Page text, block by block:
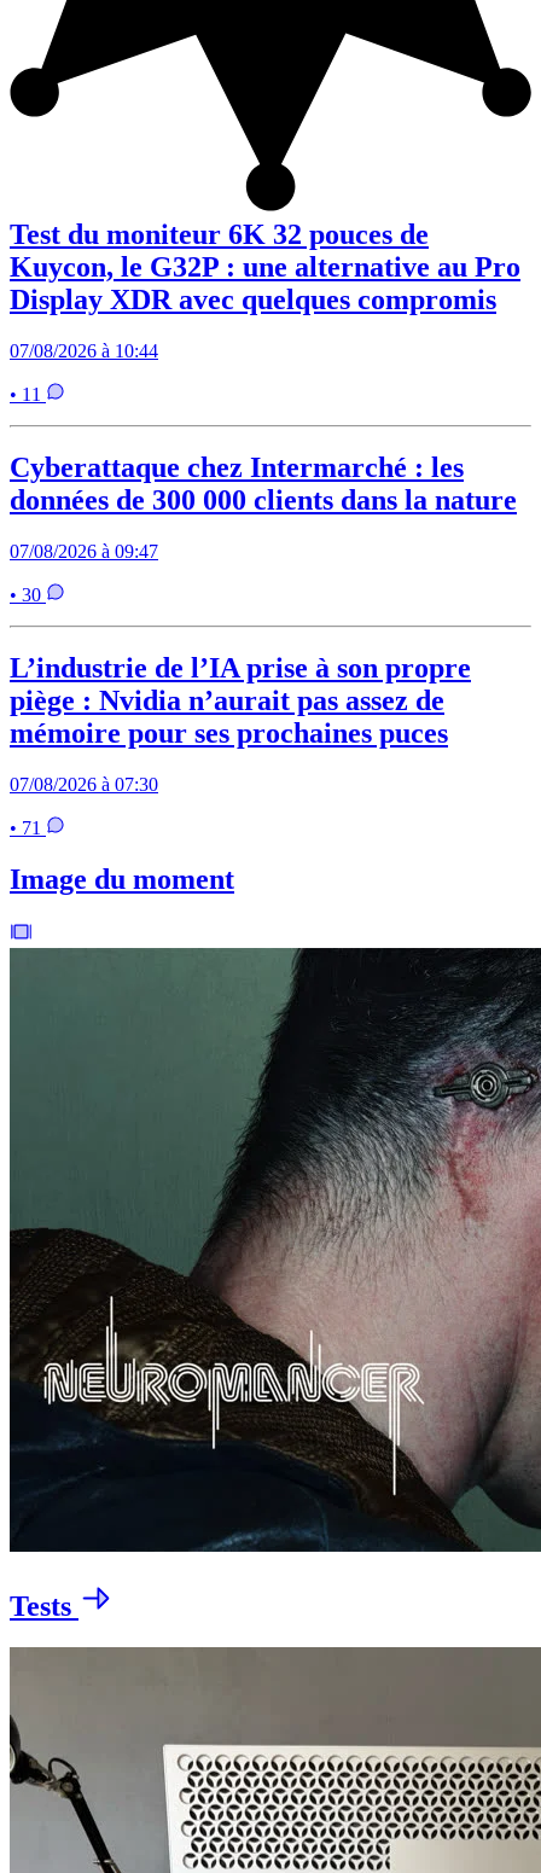
Test du moniteur 6K 32 pouces de
Kuycon, le G32P : une alternative au Pro
Display XDR avec quelques compromis
07/08/2026 à 10:44
• 11
Cyberattaque chez Intermarché : les
données de 300 000 clients dans la nature
07/08/2026 à 09:47
• 30
L’industrie de l’IA prise à son propre
piège : Nvidia n’aurait pas assez de
mémoire pour ses prochaines puces
07/08/2026 à 07:30
• 71
Image du moment
Tests